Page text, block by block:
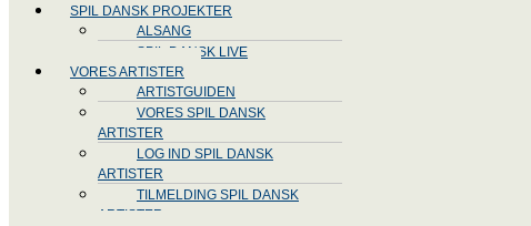
SPIL DANSK PROJEKTER
ALSANG
SPIL DANSK LIVE
VORES ARTISTER
ARTISTGUIDEN
VORES SPIL DANSK
ARTISTER
LOG IND SPIL DANSK
ARTISTER
TILMELDING SPIL DANSK
ARTISTER